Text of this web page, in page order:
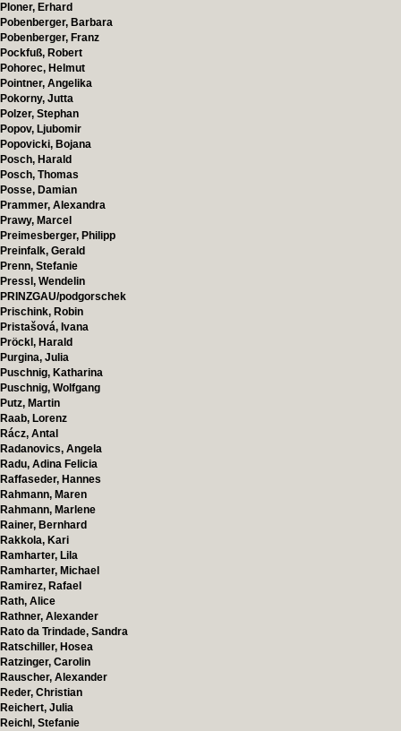
Ploner, Erhard
Pobenberger, Barbara
Pobenberger, Franz
Pockfuß, Robert
Pohorec, Helmut
Pointner, Angelika
Pokorny, Jutta
Polzer, Stephan
Popov, Ljubomir
Popovicki, Bojana
Posch, Harald
Posch, Thomas
Posse, Damian
Prammer, Alexandra
Prawy, Marcel
Preimesberger, Philipp
Preinfalk, Gerald
Prenn, Stefanie
Pressl, Wendelin
PRINZGAU/podgorschek
Prischink, Robin
Pristašová, Ivana
Pröckl, Harald
Purgina, Julia
Puschnig, Katharina
Puschnig, Wolfgang
Putz, Martin
Raab, Lorenz
Rácz, Antal
Radanovics, Angela
Radu, Adina Felicia
Raffaseder, Hannes
Rahmann, Maren
Rahmann, Marlene
Rainer, Bernhard
Rakkola, Kari
Ramharter, Lila
Ramharter, Michael
Ramirez, Rafael
Rath, Alice
Rathner, Alexander
Rato da Trindade, Sandra
Ratschiller, Hosea
Ratzinger, Carolin
Rauscher, Alexander
Reder, Christian
Reichert, Julia
Reichl, Stefanie